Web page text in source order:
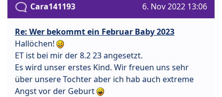
Cara141193 6. Nov 2022 13:06
Re: Wer bekommt ein Februar Baby 2023
Hallöchen!
ET ist bei mir der 8.2 23 angesetzt.
Es wird unser erstes Kind. Wir freuen uns sehr
über unsere Tochter aber ich hab auch extreme
Angst vor der Geburt